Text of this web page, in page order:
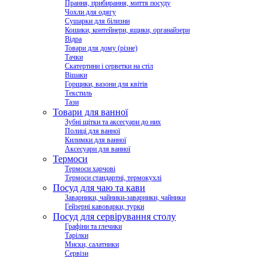
Прання, прибирання, миття посуду
Чохли для одягу
Сушарки для білизни
Кошики, контейнери, ящики, органайзери
Відра
Товари для дому (різне)
Тачки
Скатертини і серветки на стіл
Вішаки
Горщики, вазони для квітів
Текстиль
Тази
Товари для ванної
Зубні щітки та аксесуари до них
Полиці для ванної
Килимки для ванної
Аксесуари для ванної
Термоси
Термоси харчові
Термоси стандартні, термокухлі
Посуд для чаю та кави
Заварники, чайники-заварники, чайники
Гейзерні кавоварки, турки
Посуд для сервірування столу
Графіни та глечики
Тарілки
Миски, салатники
Сервізи